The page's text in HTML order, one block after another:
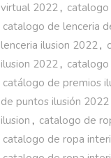
virtual 2022 ,
catalogo de lenceria
lenceria ilusion 2022 ,
ilusion 2022 ,
catálogo de premios
de puntos ilusión 2022
ilusion , catalogo de
catalogo de ropa